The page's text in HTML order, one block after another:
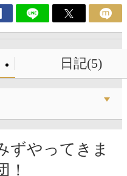
日記(5)
ずやってきま
！